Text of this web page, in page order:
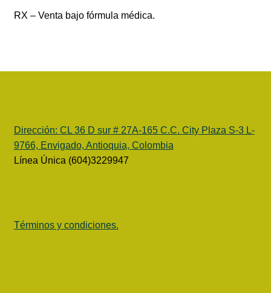
RX – Venta bajo fórmula médica.
Dirección: CL 36 D sur # 27A-165 C.C. City Plaza S-3 L-
9766, Envigado, Antioquia, Colombia
Línea Única (604)3229947
Términos y condiciones.